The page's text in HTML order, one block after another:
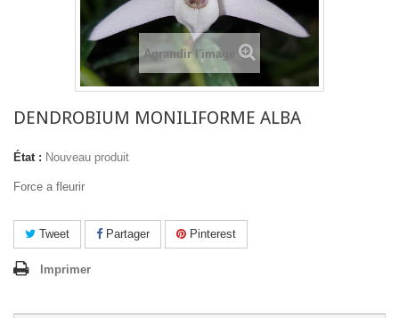
Agrandir l'image
DENDROBIUM MONILIFORME ALBA
État : Nouveau produit
Force a fleurir
Tweet Partager Pinterest
Imprimer